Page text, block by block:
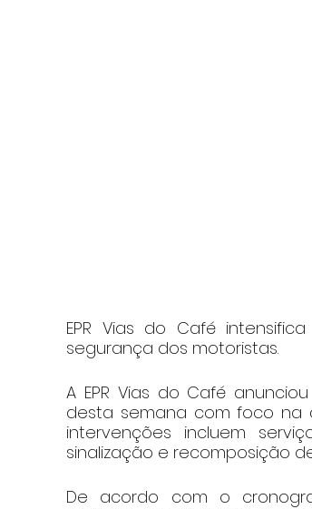
EPR Vias do Café
segurança dos motoristas.
A EPR Vias do Café
desta semana com foco na
intervenções incluem
sinalização e recomposição
De acordo com o